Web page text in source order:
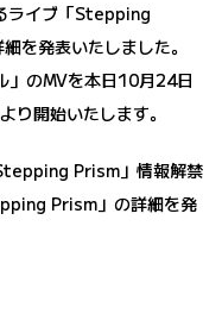
ライブ「Stepping
を発表いたしました。
のMVを本日10月24日
開始いたします。
Prism」情報解禁
Prism」の詳細を発